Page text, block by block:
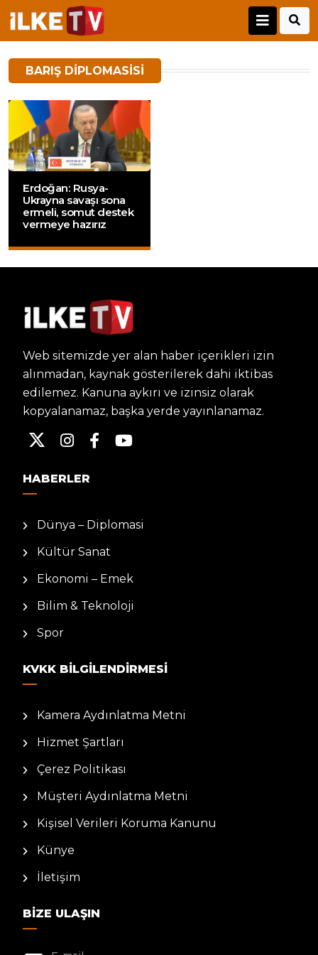
BARIŞ DIPLOMASISI
Erdoğan: Rusya-
Ukrayna savaşı sona
ermeli, somut destek
vermeye hazırız
Web sitemizde yer alan haber içerikleri izin
alınmadan, kaynak gösterilerek dahi iktibas
edilemez. Kanuna aykırı ve izinsiz olarak
kopyalanamaz, başka yerde yayınlanamaz.
HABERLER
Dünya – Diplomasi
Kültür Sanat
Ekonomi – Emek
Bilim & Teknoloji
Spor
KVKK BILGILENDIRMESI
Kamera Aydınlatma Metni
Hizmet Şartları
Çerez Politikası
Müşteri Aydınlatma Metni
Kişisel Verileri Koruma Kanunu
Künye
İletişim
BIZE ULAŞIN